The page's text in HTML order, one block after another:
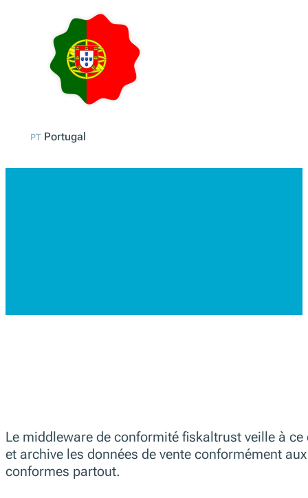
ESEspagne
Portugal